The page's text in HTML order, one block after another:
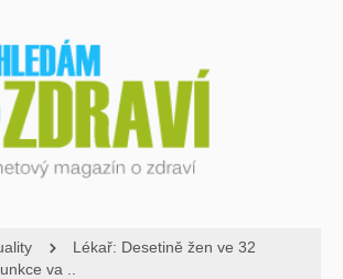
Lékař: Desetině žen ve 32
va ..